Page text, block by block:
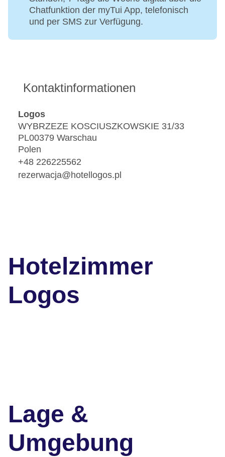
Chatfunktion der myTui App, telefonisch
und per SMS zur Verfügung.
Kontaktinformationen
Logos
WYBRZEZE KOSCIUSZKOWSKIE 31/33
PL00379 Warschau
Polen
+48 226225562
rezerwacja@hotellogos.pl
Hotelzimmer
Logos
Lage &
Umgebung